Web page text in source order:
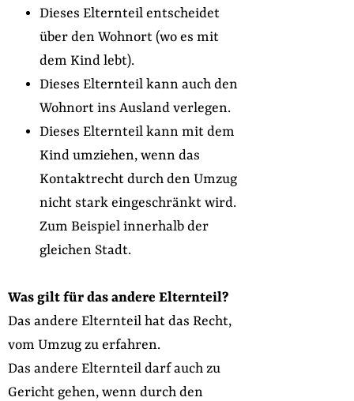
Dieses Elternteil entscheidet
über den Wohnort (wo es mit
dem Kind lebt).
Dieses Elternteil kann auch den
Wohnort ins Ausland verlegen.
Dieses Elternteil kann mit dem
Kind umziehen, wenn das
Kontaktrecht durch den Umzug
nicht stark eingeschränkt wird.
Zum Beispiel innerhalb der
gleichen Stadt.
Was gilt für das andere Elternteil?
Das andere Elternteil hat das Recht,
vom Umzug zu erfahren.
Das andere Elternteil darf auch zu
Gericht gehen, wenn durch den